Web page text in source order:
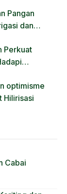
Pangan
dan
Perkuat
optimisme
Hilirisasi
Cabai